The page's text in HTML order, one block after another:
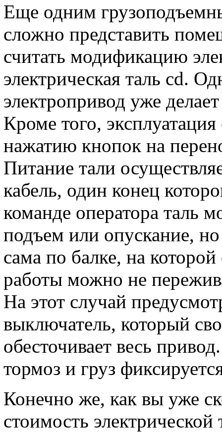
Еще одним
сложно представить
считать модификацию
электрическая таль cd.
электропривод уже
Кроме того,
нажатию кнопок на
Питание тали
кабель, один конец
команде оператора таль
подъем или опускание,
сама по балке, на
работы можно не
На этот случай
выключатель, который
обесточивает весь
тормоз и груз
Конечно же, как вы уже
стоимость